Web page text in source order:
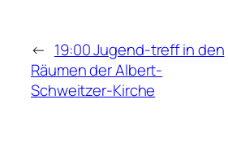
← 19:00 Jugend-treff in den
Räumen der Albert-
Schweitzer-Kirche